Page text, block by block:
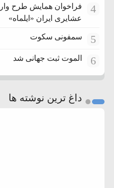
4
فراخوان همایش طرح
عشایری ایران «ایلماه»
5 سمفونی سکوت
6 الموت ثبت جهانی شد
داغ ترین نوشته ها